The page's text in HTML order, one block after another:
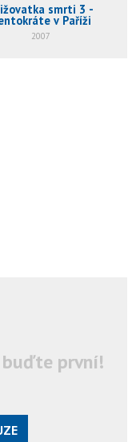
smrti 3 -
v Paříži
2007
první!